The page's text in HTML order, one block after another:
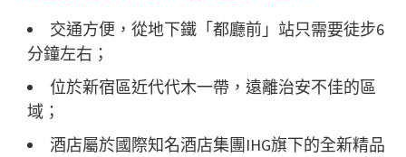
交通方便，從地下鐵「都廳前」站只需要徒步6
分鐘左右；
位於新宿區近代代木一帶，遠離治安不佳的區
域；
酒店屬於國際知名酒店集團IHG旗下的全新精品